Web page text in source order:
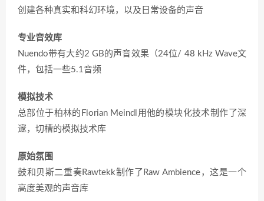
创建各种真实和科幻环境，以及日常设备的声音
专业音效库
Nuendo带有大约2 GB的声音效果（24位/ 48 kHz Wave文
件，包括一些5.1音频
模拟技术
总部位于柏林的Florian Meindl用他的模块化技术制作了深
邃，切槽的模拟技术库
原始氛围
鼓和贝斯二重奏Rawtekk制作了Raw Ambience，这是一个
高度美观的声音库